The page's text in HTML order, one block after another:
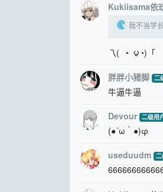
Kukiisama依
我不当学
乁( ◔ ౪◔)「
胖胖小猪脚 二
牛逼牛逼
Devour 二级用
(●´ω｀●)φ
useduudm